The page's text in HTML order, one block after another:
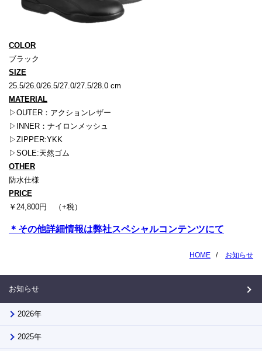
COLOR
ブラック
SIZE
25.5/26.0/26.5/27.0/27.5/28.0 cm
MATERIAL
▷OUTER：アクションレザー
▷INNER：ナイロンメッシュ
▷ZIPPER:YKK
▷SOLE:天然ゴム
OTHER
防水仕様
PRICE
￥24,800円 （+税）
＊その他詳細情報は弊社スペシャルコンテンツにて
HOME お知らせ
お知らせ
2026年
2025年